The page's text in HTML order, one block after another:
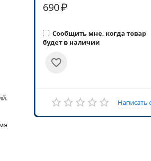
690₽
Сообщить мне, когда товар
будет в наличии
Написать